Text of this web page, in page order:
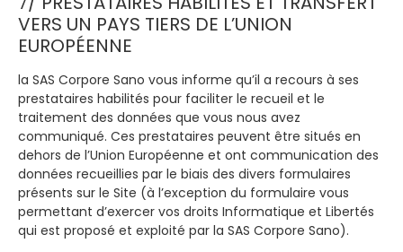
VERS UN PAYS TIERS DE L’UNION
EUROPÉENNE
la SAS Corpore Sano vous informe qu’il a recours à ses
prestataires habilités pour faciliter le recueil et le
traitement des données que vous nous avez
communiqué. Ces prestataires peuvent être situés en
dehors de l’Union Européenne et ont communication des
données recueillies par le biais des divers formulaires
présents sur le Site (à l’exception du formulaire vous
permettant d’exercer vos droits Informatique et Libertés
qui est proposé et exploité par la SAS Corpore Sano).